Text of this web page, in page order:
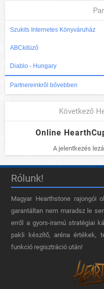
Szukits Internetes Könyváruház
ABCkitüző
Diablo - Hungary
Partnereinkről bővebben
Következő
Online
A jelentkezés
Rólunk!
Magyar Hearthstone​ rajongói
garantáltan nem maradsz le
erről a gyors-iramú stratégiai
pakli készítő, aréna értékek,
funkció regisztráció után!